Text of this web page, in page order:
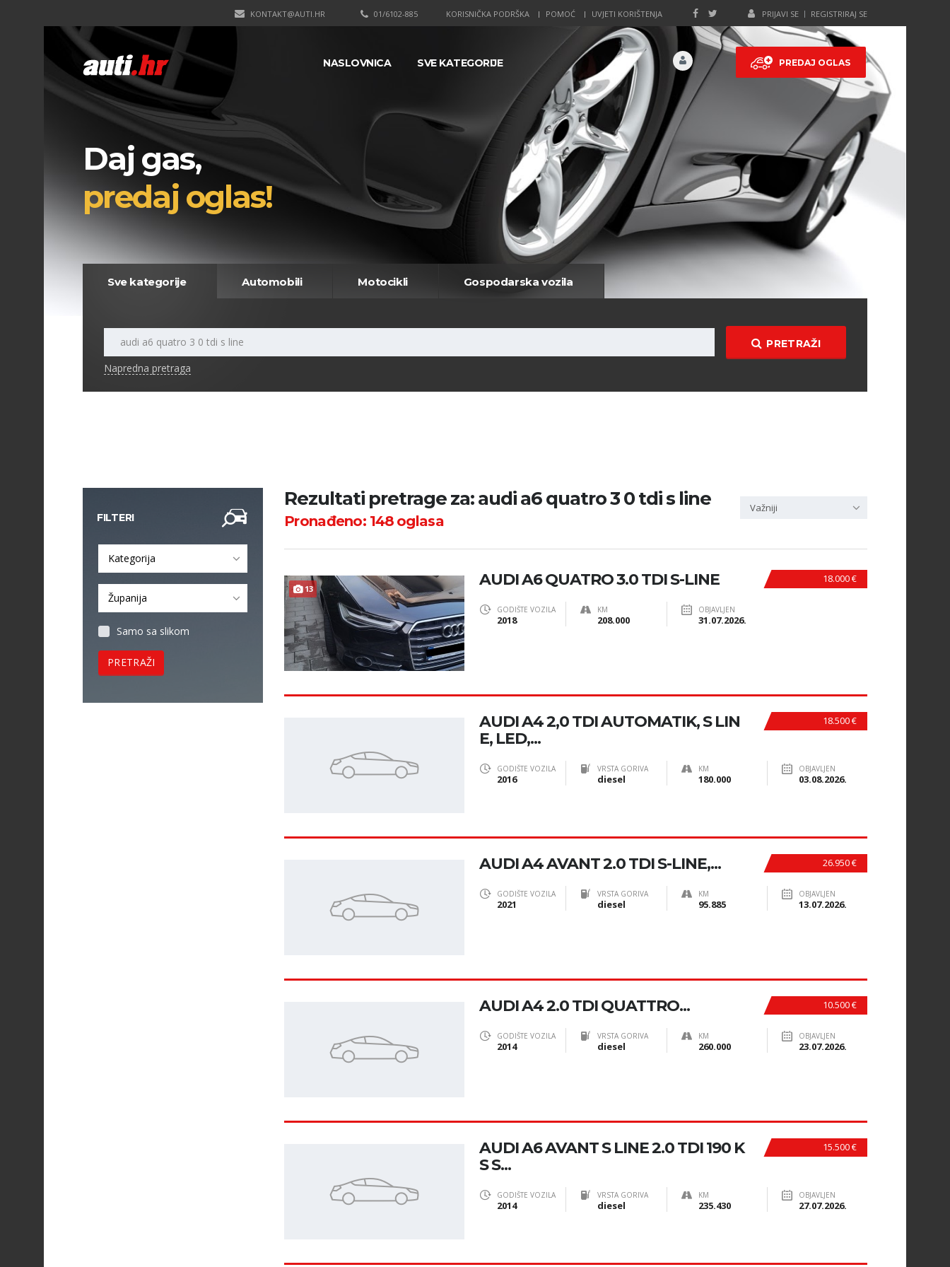
PRIJAVI SE REGISTRIRAJ SE
KORISNIČKA PODRŠKA POMOĆ UVJETI KORIŠTENJA
01/6102-885
KONTAKT@AUTI.HR
PREDAJ OGLAS
NASLOVNICA SVE KATEGORIJE
Daj gas,
predaj oglas!
Sve kategorije Automobili Motocikli Gospodarska vozila
PRETRAŽI
Napredna pretraga
FILTERI
Kategorija
Županija
Samo sa slikom
PRETRAŽI
Rezultati pretrage za: audi a6 quatro 3 0 tdi s line
Pronađeno: 148oglasa
Važniji
13
18.000 €
AUDI A6 QUATRO 3.0 TDI S-LINE
GODIŠTE VOZILA
2018
KM
208.000
OBJAVLJEN
31.07.2026.
18.500 €
AUDI A4 2,0 TDI AUTOMATIK, S LIN
E, LED,...
GODIŠTE VOZILA
2016
VRSTA GORIVA
diesel
KM
180.000
OBJAVLJEN
03.08.2026.
26.950 €
AUDI A4 AVANT 2.0 TDI S-LINE,...
GODIŠTE VOZILA
2021
VRSTA GORIVA
diesel
KM
95.885
OBJAVLJEN
13.07.2026.
10.500 €
AUDI A4 2.0 TDI QUATTRO...
GODIŠTE VOZILA
2014
VRSTA GORIVA
diesel
KM
260.000
OBJAVLJEN
23.07.2026.
15.500 €
AUDI A6 AVANT S LINE 2.0 TDI 190 K
S S...
GODIŠTE VOZILA
2014
VRSTA GORIVA
diesel
KM
235.430
OBJAVLJEN
27.07.2026.